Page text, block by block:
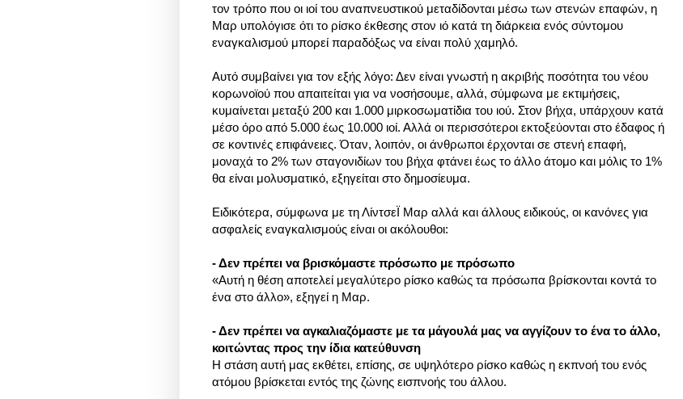
τον τρόπο που οι ιοί του αναπνευστικού μεταδίδονται μέσω των στενών επαφών, η
Μαρ υπολόγισε ότι το ρίσκο έκθεσης στον ιό κατά τη διάρκεια ενός σύντομου
εναγκαλισμού μπορεί παραδόξως να είναι πολύ χαμηλό.
Αυτό συμβαίνει για τον εξής λόγο: Δεν είναι γνωστή η ακριβής ποσότητα του νέου
κορωνοϊού που απαιτείται για να νοσήσουμε, αλλά, σύμφωνα με εκτιμήσεις,
κυμαίνεται μεταξύ 200 και 1.000 μιρκοσωματίδια του ιού. Στον βήχα, υπάρχουν κατά
μέσο όρο από 5.000 έως 10.000 ιοί. Αλλά οι περισσότεροι εκτοξεύονται στο έδαφος ή
σε κοντινές επιφάνειες. Όταν, λοιπόν, οι άνθρωποι έρχονται σε στενή επαφή,
μοναχά το 2% των σταγονιδίων του βήχα φτάνει έως το άλλο άτομο και μόλις το 1%
θα είναι μολυσματικό, εξηγείται στο δημοσίευμα.
Ειδικότερα, σύμφωνα με τη ΛίντσεΪ Μαρ αλλά και άλλους ειδικούς, οι κανόνες για
ασφαλείς εναγκαλισμούς είναι οι ακόλουθοι:
- Δεν πρέπει να βρισκόμαστε πρόσωπο με πρόσωπο
«Αυτή η θέση αποτελεί μεγαλύτερο ρίσκο καθώς τα πρόσωπα βρίσκονται κοντά το
ένα στο άλλο», εξηγεί η Μαρ.
- Δεν πρέπει να αγκαλιαζόμαστε με τα μάγουλά μας να αγγίζουν το ένα το άλλο,
κοιτώντας προς την ίδια κατεύθυνση
Η στάση αυτή μας εκθέτει, επίσης, σε υψηλότερο ρίσκο καθώς η εκπνοή του ενός
ατόμου βρίσκεται εντός της ζώνης εισπνοής του άλλου.